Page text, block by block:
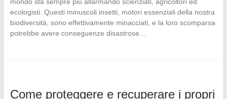
ecologisti. Questi minuscoli insetti, motori essenziali della nostra
biodiversità, sono effettivamente minacciati, e la loro scomparsa
potrebbe avere conseguenze disastrose…
Come proteggere e recuperare i propri